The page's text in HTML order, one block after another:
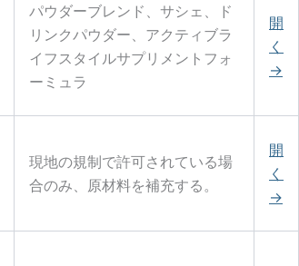
パウダーブレンド、サシェ、ド
リンクパウダー、アクティブラ
イフスタイルサプリメントフォ
ーミュラ
開
く
→
現地の規制で許可されている場
合のみ、原材料を補充する。
開
く
→